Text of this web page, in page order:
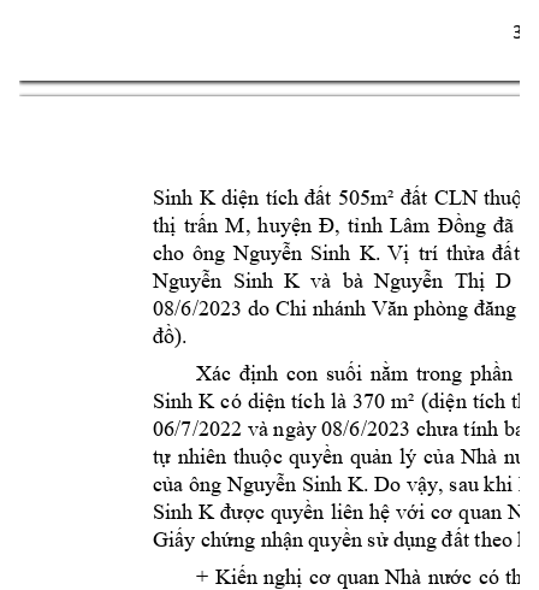
3
Sinh K diện tích đất 505m² đất CLN thuộc
thị trấn M, huyện Đ, tỉnh Lâm Đồng đã
cho ông Nguyễn Sinh K. Vị trí thửa đất
Nguyễn  Sinh  K
  và  bà
Nguyễn  Thị  D
08/6/2023 do Chi nhánh Văn phòng đăng
đồ).
Xác định con suối nằm trong phần
Sinh K có diện tích là 370 m² (diện tích
06/7/2022 và ngày 08/6/2023 chưa tính bao
tự nhiên thuộc quyền quản lý của Nhà
của ông Nguyễn Sinh K. Do vậy, sau khi
Sinh K được quyền liên hệ với cơ quan
Giấy chứng nhận quyền sử dụng đất theo
+ Kiến nghị cơ quan Nhà nước có